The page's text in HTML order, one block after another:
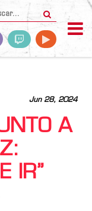
Jun 28, 2024
A
IR”